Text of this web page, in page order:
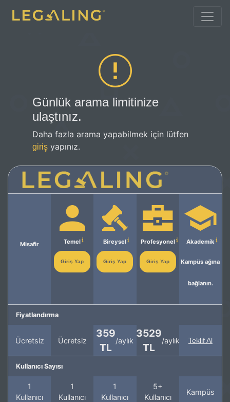
Günlük arama limitinize
ulaştınız.
Daha fazla arama yapabilmek için lütfen
giriş yapınız.
Misafir Temel
Giriş Yap
Bireysel
Giriş Yap
Profesyonel
Giriş Yap
Akademik
Kampüs ağına
bağlanın.
Fiyatlandırma
Ücretsiz Ücretsiz
359
TL
/aylık
3529
TL
/aylık Teklif Al
Kullanıcı Sayısı
1
Kullanıcı
1
Kullanıcı
1
Kullanıcı
5+
Kullanıcı
Kampüs